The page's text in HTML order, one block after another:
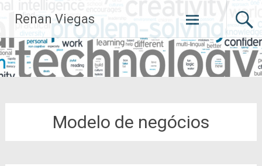
para
o
conteúdo
Renan Viegas
Modelo de negócios